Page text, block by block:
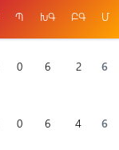
Պ ԽԳ ԲԳ Մ
0 6 2 6
0 6 4 6